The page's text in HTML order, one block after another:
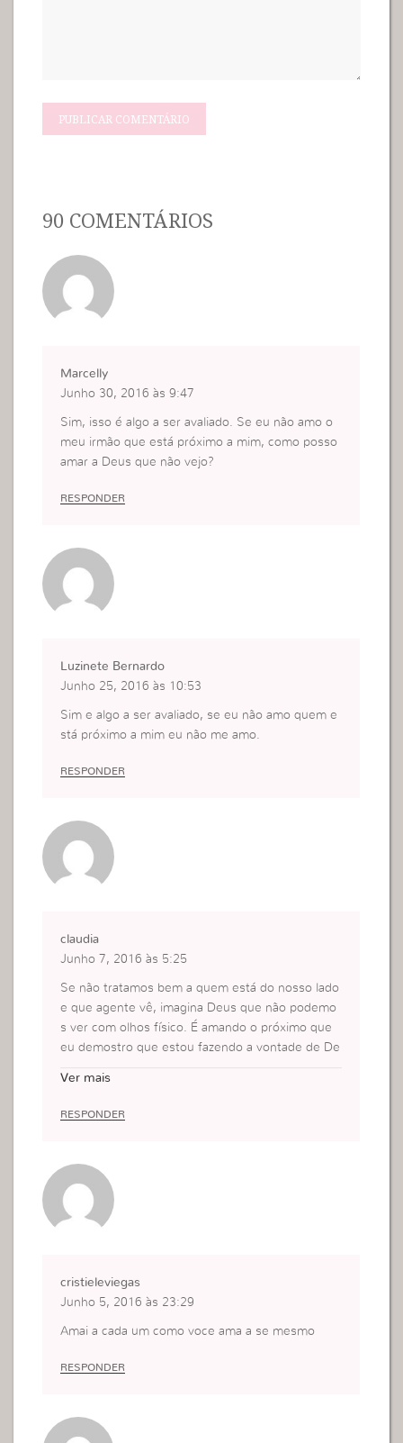
90 COMENTÁRIOS
Marcelly
Junho 30, 2016 às 9:47
Sim, isso é algo a ser avaliado. Se eu não amo o
meu irmão que está próximo a mim, como posso
amar a Deus que não vejo?
RESPONDER
Luzinete Bernardo
Junho 25, 2016 às 10:53
Sim e algo a ser avaliado, se eu não amo quem e
stá próximo a mim eu não me amo.
RESPONDER
claudia
Junho 7, 2016 às 5:25
Se não tratamos bem a quem está do nosso lado
e que agente vê, imagina Deus que não podemo
s ver com olhos físico. É amando o próximo que
eu demostro que estou fazendo a vontade de De
Ver mais
RESPONDER
cristieleviegas
Junho 5, 2016 às 23:29
Amai a cada um como voce ama a se mesmo
RESPONDER